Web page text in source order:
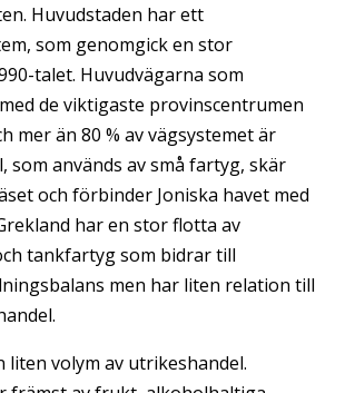
Huvudstaden har ett
som genomgick en stor
talet. Huvudvägarna som
de viktigaste provinscentrumen
mer än 80 % av vägsystemet är
som används av små fartyg, skär
och förbinder Joniska havet med
har en stor flotta av
tankfartyg som bidrar till
men har liten relation till
liten volym av utrikeshandel.